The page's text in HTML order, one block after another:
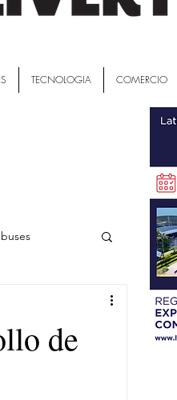
TECNOLOGIA COMERCIO
buses
de